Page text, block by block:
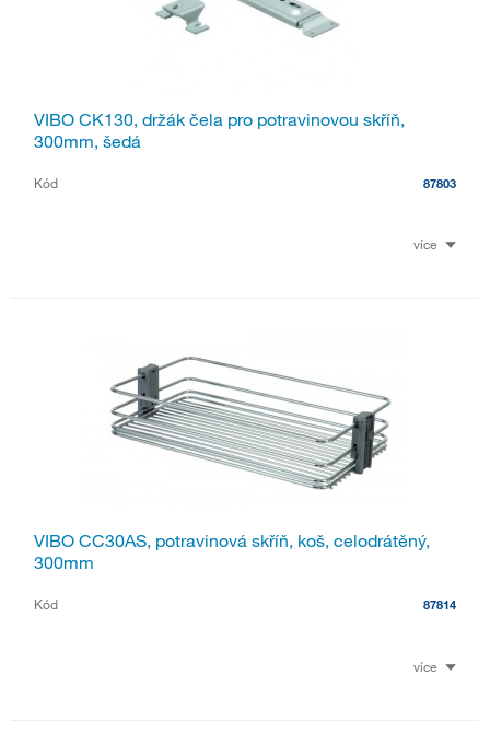
VIBO CK130, držák čela pro potravinovou skříň,
300mm, šedá
Kód 87803
více
VIBO CC30AS, potravinová skříň, koš, celodrátěný,
300mm
Kód 87814
více